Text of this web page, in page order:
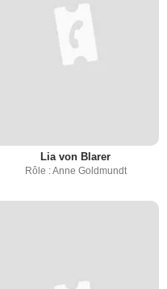
Lia von Blarer
Rôle : Anne Goldmundt